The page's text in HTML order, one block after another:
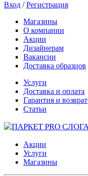
Вход /Регистрация
Магазины
О компании
Акции
Дизайнерам
Вакансии
Доставка образцов
Услуги
Доставка и оплата
Гарантия и возврат
Статьи
Акции
Услуги
Магазины